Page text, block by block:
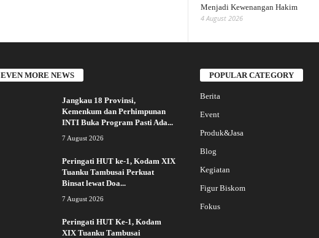
Menjadi Kewenangan Hakim
4 August 2026
EVEN MORE NEWS
Jangkau 18 Provinsi,
Kemenkum dan Perhimpunan
INTI Buka Program Pasti Ada...
7 August 2026
Peringati HUT ke-1, Kodam XIX
Tuanku Tambusai Perkuat
Binsat lewat Doa...
7 August 2026
Peringati HUT Ke-1, Kodam
XIX Tuanku Tambusai
POPULAR CATEGORY
Berita
Event
Produk&Jasa
Blog
Kegiatan
Figur Biskom
Fokus